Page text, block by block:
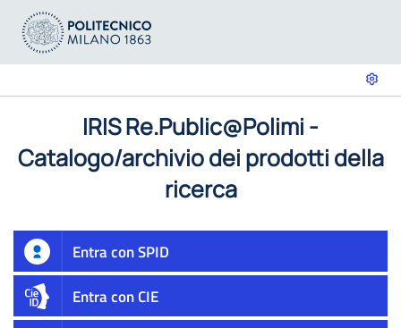
IRIS Re.Public@Polimi -
Catalogo/archivio dei prodotti della
ricerca
Entra con SPID
Entra con CIE